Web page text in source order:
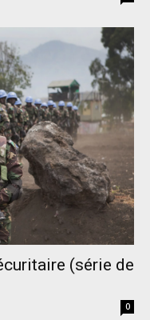
(série de
0